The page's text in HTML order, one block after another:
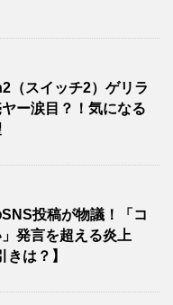
（スイッチ2）ゲリラ
ー涙目？！気になる
投稿が物議！「コ
発言を超える炎上
は？】